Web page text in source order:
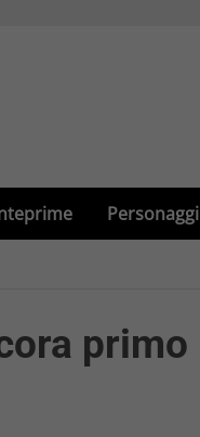
Personaggi
primo